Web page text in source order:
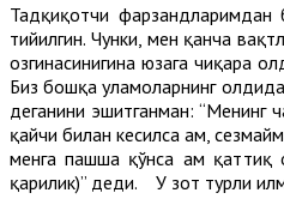
Тадқиқотчи фарзандларимдан
тийилгин. Чунки, мен қанча
озгинасинигина юзага чиқара
Биз бошқа уламоларнинг олдида
деганини эшитганман: “Менинг
қайчи билан кесилса ҳам,
менга пашша қўнса ҳам
қарилик)” деди. У зот турли